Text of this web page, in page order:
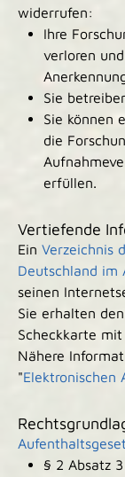
widerrufen:
Ihre
verloren
Sie
Sie können
die
erfüllen.
Vertiefende
Ein Verzeichnis
Deutschland im
seinen
Sie erhalten
Scheckkarte
Nähere
"Elektronischen
§ 2 Absatz